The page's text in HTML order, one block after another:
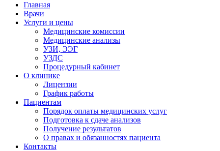
Главная
Врачи
Услуги и цены
Медицинские комиссии
Медицинские анализы
УЗИ, ЭЭГ
УЗДС
Процедурный кабинет
О клинике
Лицензии
График работы
Пациентам
Порядок оплаты медицинских услуг
Подготовка к сдаче анализов
Получение результатов
О правах и обязанностях пациента
Контакты